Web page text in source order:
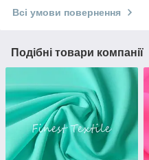
Всі умови повернення
Подібні товари компанії